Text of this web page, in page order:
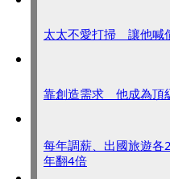
太太不愛打掃 讓他喊
靠創造需求 他成為頂
每年調薪、出國旅遊
年翻4倍